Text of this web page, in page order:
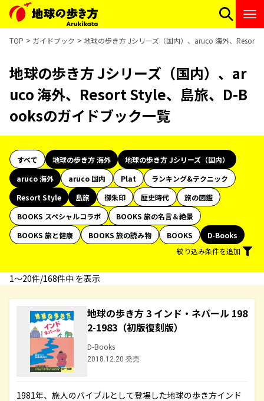
TOP ガイドブック 地球の歩き方 Jシリーズ（国内）、aruco 海外、Resort
地球の歩き方 Jシリーズ（国内）、ar
uco 海外、Resort Style、島旅、D-B
ooksのガイドブック一覧
すべて 地球の歩き方 海外
地球の歩き方 Jシリーズ（国内）
aruco 海外
aruco 国内 Plat
ランキング&テクニック
Resort Style
島旅 御朱印 歴史時代
旅の図鑑
BOOKS スペシャルコラボ
BOOKS 旅の名言＆絶景
BOOKS 旅と健康
BOOKS 旅の読み物 BOOKS
D-Books
絞り込み条件を追加
1〜20件/168件中 を表示
地球の歩き方 3 インド・ネパール 198
2-1983（初版復刻版）
D-Books
2018.12.20 発売
1981年、旅人のバイブルとして登場した地球の歩き方インド